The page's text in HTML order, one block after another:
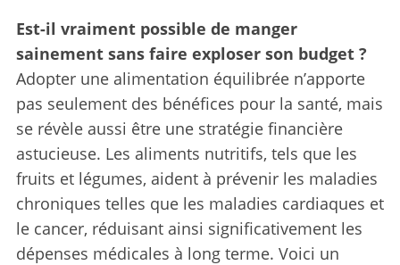
Est-il vraiment possible de manger
sainement sans faire exploser son budget ?
Adopter une alimentation équilibrée n’apporte
pas seulement des bénéfices pour la santé, mais
se révèle aussi être une stratégie financière
astucieuse. Les aliments nutritifs, tels que les
fruits et légumes, aident à prévenir les maladies
chroniques telles que les maladies cardiaques et
le cancer, réduisant ainsi significativement les
dépenses médicales à long terme. Voici un